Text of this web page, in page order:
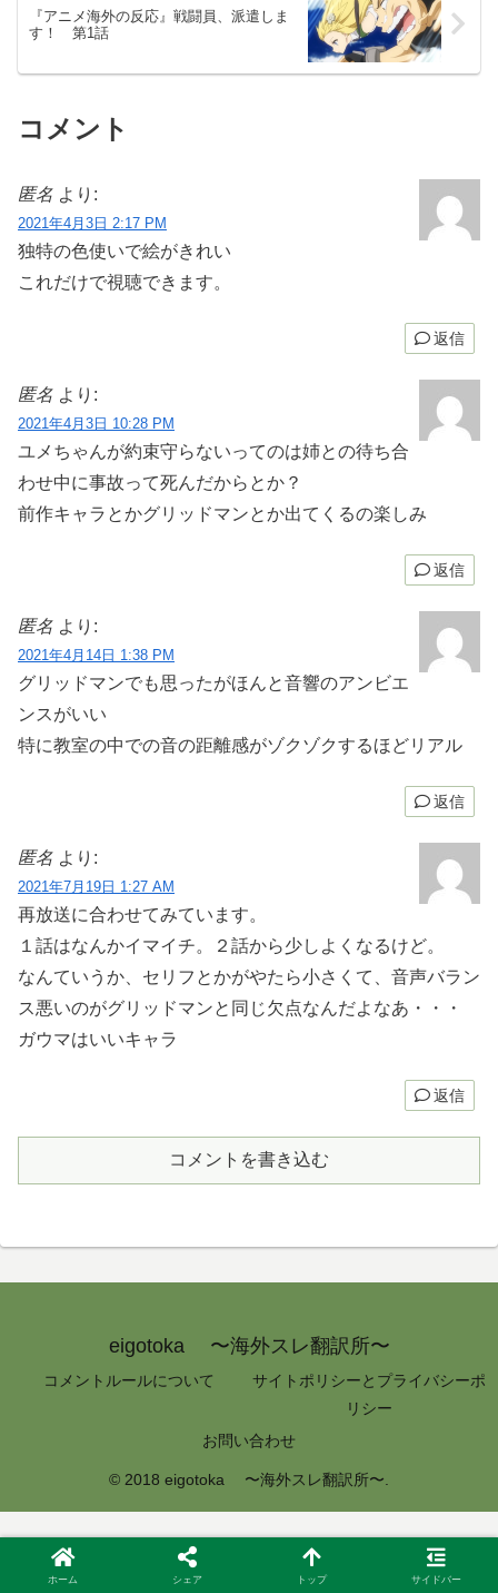
『アニメ海外の反応』戦闘員、派遣しま
す！ 第1話
コメント
匿名 より:
2021年4月3日 2:17 PM
独特の色使いで絵がきれい
これだけで視聴できます。
返信
匿名 より:
2021年4月3日 10:28 PM
ユメちゃんが約束守らないってのは姉との待ち合
わせ中に事故って死んだからとか？
前作キャラとかグリッドマンとか出てくるの楽しみ
返信
匿名 より:
2021年4月14日 1:38 PM
グリッドマンでも思ったがほんと音響のアンビエ
ンスがいい
特に教室の中での音の距離感がゾクゾクするほどリアル
返信
匿名 より:
2021年7月19日 1:27 AM
再放送に合わせてみています。
１話はなんかイマイチ。２話から少しよくなるけど。
なんていうか、セリフとかがやたら小さくて、音声バラン
ス悪いのがグリッドマンと同じ欠点なんだよなあ・・・
ガウマはいいキャラ
返信
コメントを書き込む
eigotoka 〜海外スレ翻訳所〜
コメントルールについて
サイトポリシーとプライバシーポ
リシー
お問い合わせ
© 2018 eigotoka 〜海外スレ翻訳所〜.
ホーム シェア トップ サイドバー